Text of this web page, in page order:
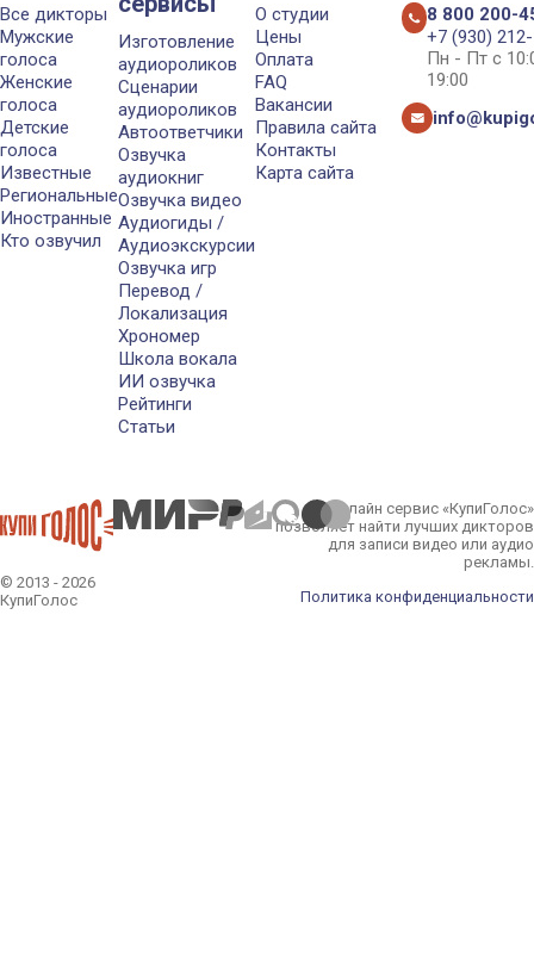
Все дикторы
Мужские
голоса
Женские
голоса
Детские
голоса
Известные
Региональные
Иностранные
Кто озвучил
Изготовление
аудиороликов
Сценарии
аудиороликов
Автоответчики
Озвучка
аудиокниг
Озвучка видео
Аудиогиды /
Аудиоэкскурсии
Озвучка игр
Перевод /
Локализация
Хрономер
Школа вокала
ИИ озвучка
Рейтинги
Статьи
О студии
Цены
Оплата
FAQ
Вакансии
Правила сайта
Контакты
Карта сайта
8 800 200-
+7 (930)
Пн - Пт с
19:00
© 2013 - 2026
КупиГолос
Онлайн сервис «КупиГолос»
позволяет найти лучших дикторов
для записи видео или аудио
рекламы.
Политика конфиденциальности